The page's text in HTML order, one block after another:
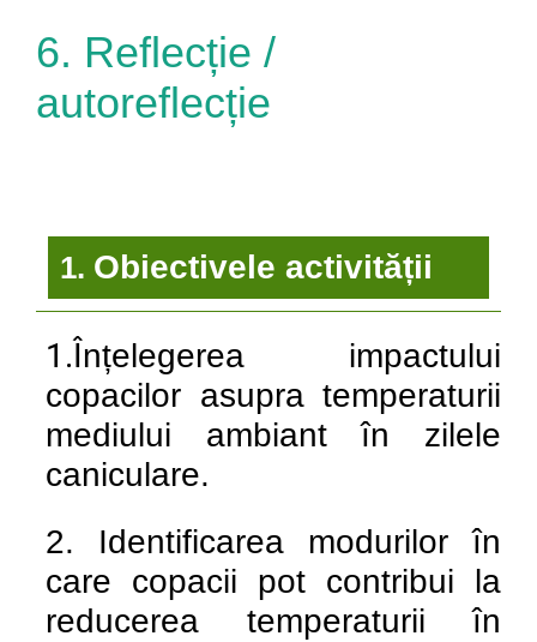
6. Reflecție /
autoreflecție
1. Obiectivele activității
1.Înțelegerea impactului
copacilor asupra temperaturii
mediului ambiant în zilele
caniculare.
2. Identificarea modurilor în
care copacii pot contribui la
reducerea temperaturii în